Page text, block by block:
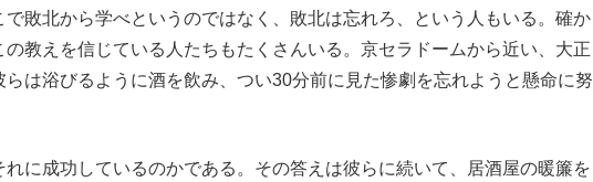
敗北から学べというのではなく、敗北は忘れろ、という人もいる。確か
教えを信じている人たちもたくさんいる。京セラドームから近い、大正
は浴びるように酒を飲み、つい30分前に見た惨劇を忘れようと懸命に努
に成功しているのかである。その答えは彼らに続いて、居酒屋の暖簾を